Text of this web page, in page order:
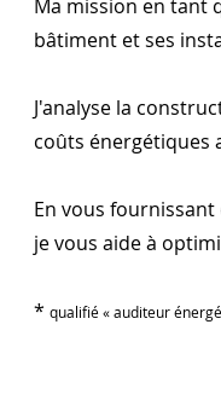
Ma mission en tant
bâtiment et ses
J'analyse la
coûts énergétiques
En vous
je vous aide à
* qualifié « auditeur